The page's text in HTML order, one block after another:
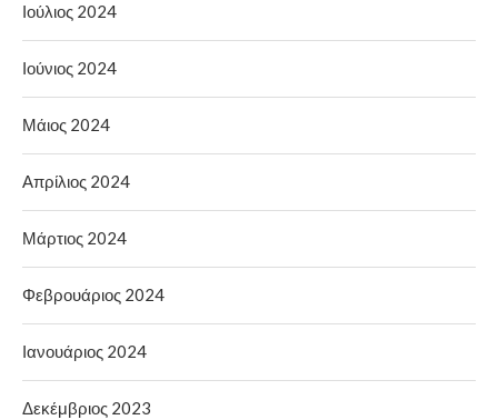
Ιούλιος 2024
Ιούνιος 2024
Μάιος 2024
Απρίλιος 2024
Μάρτιος 2024
Φεβρουάριος 2024
Ιανουάριος 2024
Δεκέμβριος 2023